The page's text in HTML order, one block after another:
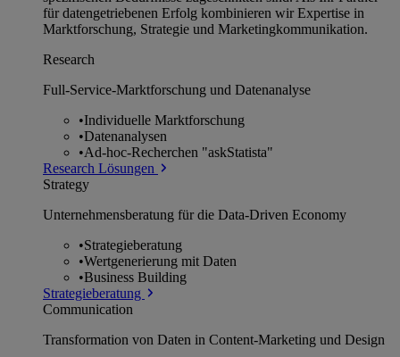
für datengetriebenen Erfolg kombinieren wir Expertise in
Marktforschung, Strategie und Marketingkommunikation.
Research
Full-Service-Marktforschung und Datenanalyse
•Individuelle Marktforschung
•Datenanalysen
•Ad-hoc-Recherchen "askStatista"
Research Lösungen
Strategy
Unternehmens­beratung für die Data-Driven Economy
•Strategieberatung
•Wertgenerierung mit Daten
•Business Building
Strategieberatung
Communication
Transformation von Daten in Content-Marketing und Design